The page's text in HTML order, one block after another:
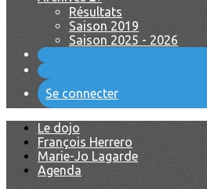
Résultats
Saison 2019
Saison 2025 - 2026
Se connecter
Le dojo
François Herrero
Marie-Jo Lagarde
Agenda